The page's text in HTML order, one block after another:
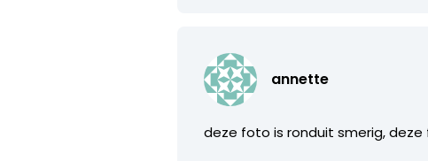
annette
deze foto is ronduit smerig,